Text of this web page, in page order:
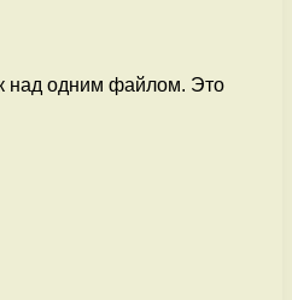
над одним файлом. Это